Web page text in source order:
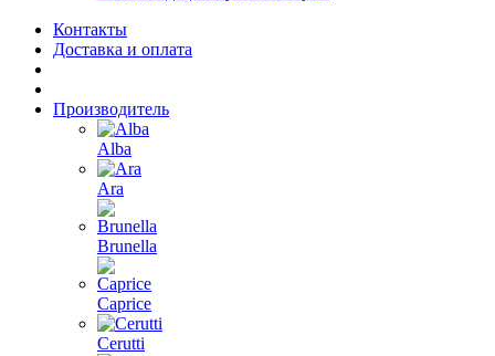
Контакты
Доставка и оплата
Производитель
Alba
Ara
Brunella
Caprice
Cerutti